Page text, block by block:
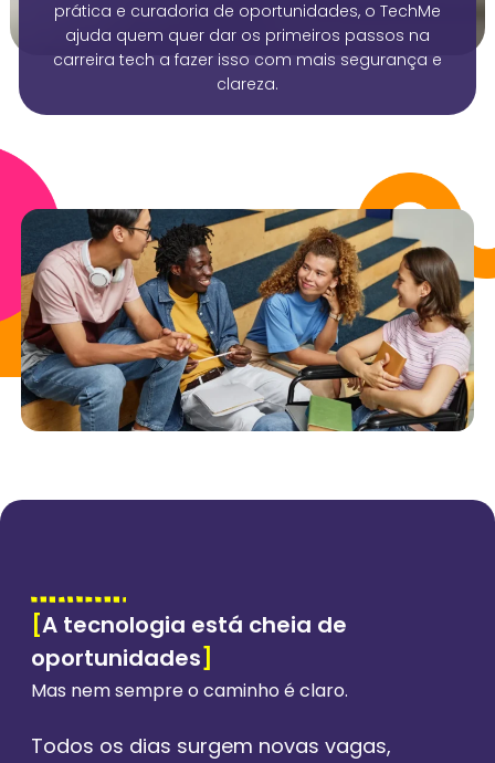
prática e curadoria de oportunidades, o TechMe
ajuda quem quer dar os primeiros passos na
carreira tech a fazer isso com mais segurança e
clareza.
[A tecnologia está cheia de
oportunidades]
Mas nem sempre o caminho é claro.
Todos os dias surgem novas vagas,